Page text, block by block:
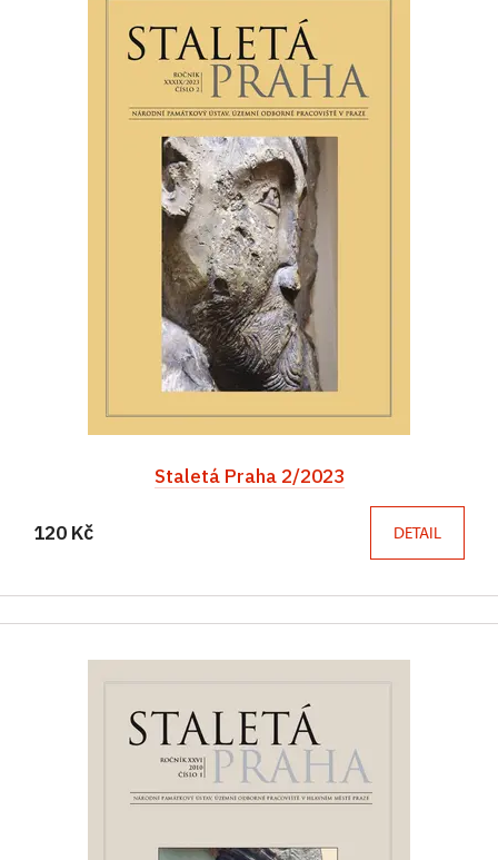
Staletá Praha 2/2023
120 Kč DETAIL